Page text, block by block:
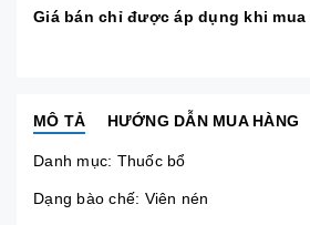
Giá bán chỉ được áp dụng khi mua
MÔ TẢ HƯỚNG DẪN MUA HÀNG
Danh mục: Thuốc bổ
Dạng bào chế: Viên nén